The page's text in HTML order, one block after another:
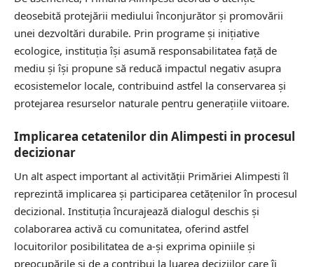
deosebită protejării mediului înconjurător și promovării
unei dezvoltări durabile. Prin programe și inițiative
ecologice, instituția își asumă responsabilitatea față de
mediu și își propune să reducă impactul negativ asupra
ecosistemelor locale, contribuind astfel la conservarea și
protejarea resurselor naturale pentru generațiile viitoare.
Implicarea cetatenilor din Alimpesti in procesul
decizionar
Un alt aspect important al activității Primăriei Alimpesti îl
reprezintă implicarea și participarea cetățenilor în procesul
decizional. Instituția încurajează dialogul deschis și
colaborarea activă cu comunitatea, oferind astfel
locuitorilor posibilitatea de a-și exprima opiniile și
preocupările și de a contribui la luarea deciziilor care îi